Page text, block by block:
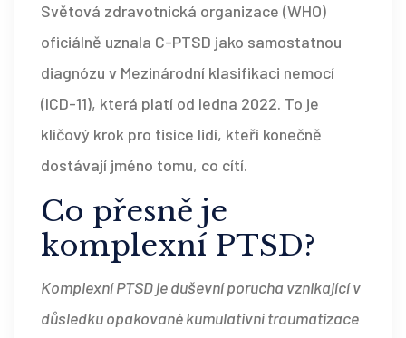
Světová zdravotnická organizace (WHO)
oficiálně uznala C-PTSD jako samostatnou
diagnózu v Mezinárodní klasifikaci nemocí
(ICD-11), která platí od ledna 2022. To je
klíčový krok pro tisíce lidí, kteří konečně
dostávají jméno tomu, co cítí.
Co přesně je
komplexní PTSD?
Komplexní PTSD je duševní porucha vznikající v
důsledku opakované kumulativní traumatizace